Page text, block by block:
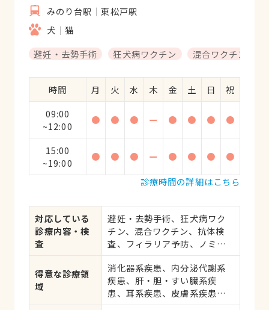
みのり台駅
東松戸駅
犬
猫
避妊・去勢手術
狂犬病ワクチン 混合ワクチン
時間 月 火 水 木 金 土 日
祝
09:00
~12:00
● ● ● ー ● ● ● ●
15:00
~19:00
● ● ● ー ● ● ●
●
診療時間の詳細はこちら
対応している
診療内容・検
査
避妊・去勢手術、狂犬病ワク
チン、混合ワクチン、抗体検
査、フィラリア予防、ノミ・
応、健康診断、各種検査、外
科手術
得意な診療領
域
消化器系疾患、内分泌代謝系
疾患、肝・胆・すい臓系疾
患、耳系疾患、皮膚系疾患、